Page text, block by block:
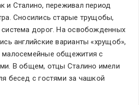
и Сталино, переживал период
Сносились старые трущобы,
дорог. На освобожденных
английские варианты «хрущоб»,
общежития с
В общем, отцы Сталино имели
бесед с гостями за чашкой